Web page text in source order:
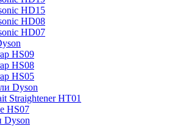
HD15
HD08
HD07
HS09
HS08
HS05
Dyson
Straightener HT01
HS07
Dyson